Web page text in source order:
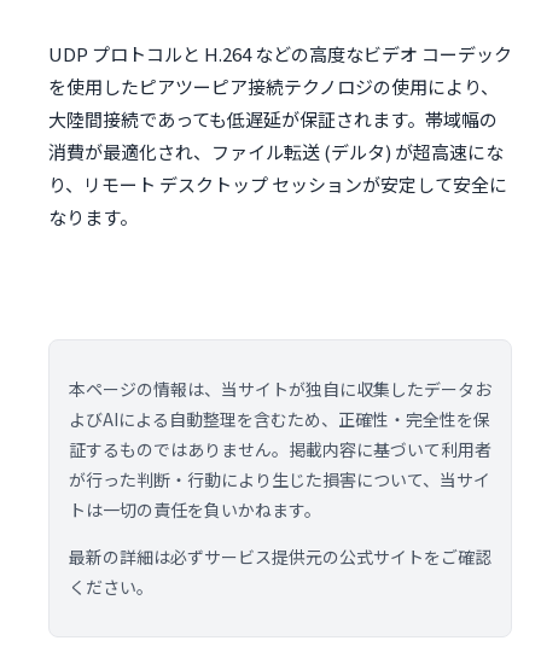
UDP プロトコルと H.264 などの高度なビデオ コーデック
を使用したピアツーピア接続テクノロジの使用により、
大陸間接続であっても低遅延が保証されます。帯域幅の
消費が最適化され、ファイル転送 (デルタ) が超高速にな
り、リモート デスクトップ セッションが安定して安全に
なります。
本ページの情報は、当サイトが独自に収集したデータお
よびAIによる自動整理を含むため、正確性・完全性を保
証するものではありません。掲載内容に基づいて利用者
が行った判断・行動により生じた損害について、当サイ
トは一切の責任を負いかねます。
最新の詳細は必ずサービス提供元の公式サイトをご確認
ください。